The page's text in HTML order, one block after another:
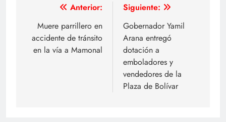
Navegación
de
entradas
Anterior:
Muere parrillero en
accidente de tránsito
en la vía a Mamonal
Siguiente:
Gobernador Yamil
Arana entregó
dotación a
emboladores y
vendedores de la
Plaza de Bolívar